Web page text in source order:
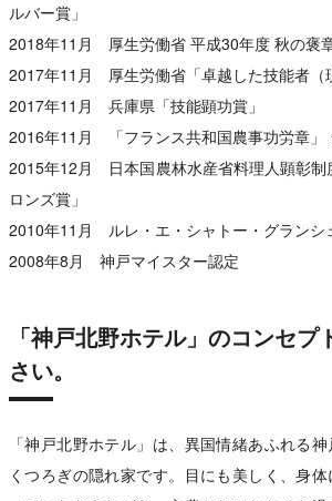
ルバー賞」
2018年11月 厚生労働省 平成30年度 秋の褒
2017年11月 厚生労働省「卓越した技能者（
2017年11月 兵庫県「技能顕功賞」
2016年11月 「フランス共和国農事功労章」
2015年12月 日本国農林水産省料理人顕彰制
ロンズ賞」
2010年11月 ルレ・エ・シャトー・グランシ
2008年8月 神戸マイスター認定
「神戸北野ホテル」のコンセ
さい。
「神戸北野ホテル」は、異国情緒あふれる神
くつろぎの隠れ家です。目にも美しく、身